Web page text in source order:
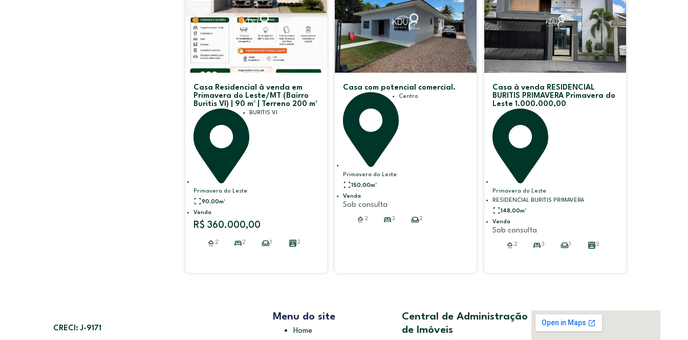
Casa Residencial à venda em
Primavera do Leste/MT (Bairro
Buritis VI) | 90 m² | Terreno 200 m²
Primavera do Leste
BURITIS VI
90,00m²
Venda
R$ 360.000,00
2 2 1 2
Casa com potencial comercial.
Primavera do Leste
Centro
150,00m²
Venda
Sob consulta
2 3 2
Casa à venda RESIDENCIAL
BURITIS PRIMAVERA Primavera do
Leste 1.000.000,00
Primavera do Leste
RESIDENCIAL BURITIS PRIMAVERA
148,00m²
Venda
Sob consulta
2 3 1 2
CRECI: J-9171
Menu do site
Home
Central de Administração
de Imóveis